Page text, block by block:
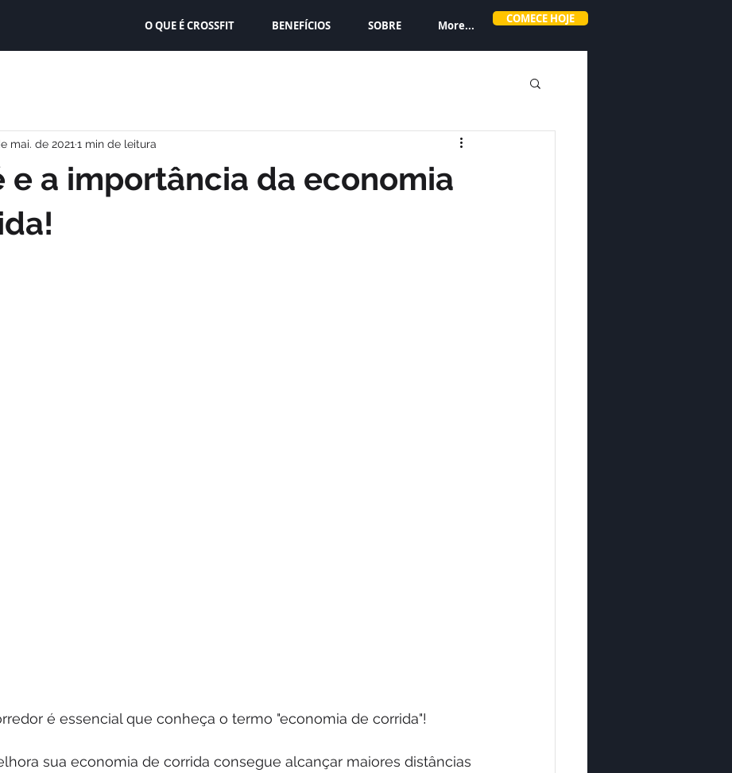
O QUE É CROSSFIT BENEFÍCIOS SOBRE More... COMECE HOJE
e a importância da economia
mai. de 2021 1 min de leitura
é essencial que conheça o termo "economia de corrida"!
sua economia de corrida consegue alcançar maiores distâncias